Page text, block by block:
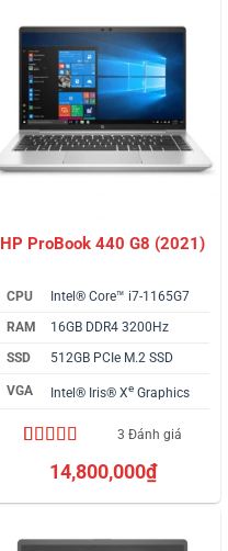
HP ProBook 440 G8 (2021)
CPU
Intel® Core™ i7-1165G7
RAM
16GB DDR4 3200Hz
SSD
512GB PCIe M.2 SSD
VGA Intel® Iris® Xe Graphics
4.33trên 5
dựa trên
3 Đánh giá
14,800,000₫